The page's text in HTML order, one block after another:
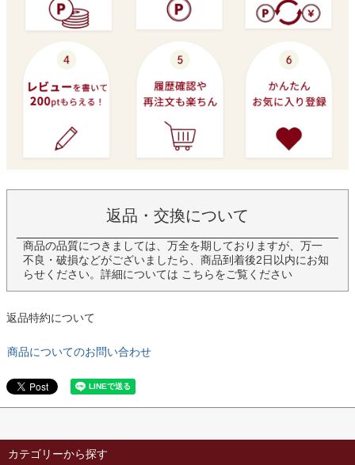
返品・交換について
商品の品質につきましては、万全を期しておりますが、万一
不良・破損などがございましたら、商品到着後2日以内にお知
らせください。詳細については こちらをご覧ください
返品特約について
商品についてのお問い合わせ
カテゴリーから探す